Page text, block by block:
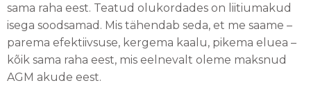
sama raha eest. Teatud olukordades on liitiumakud
isega soodsamad. Mis tähendab seda, et me saame –
parema efektiivsuse, kergema kaalu, pikema eluea –
kõik sama raha eest, mis eelnevalt oleme maksnud
AGM akude eest.